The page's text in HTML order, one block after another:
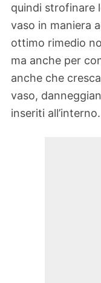
quindi strofinare
vaso in maniera
ottimo rimedio
ma anche per
anche che
vaso,
inseriti all’interno.